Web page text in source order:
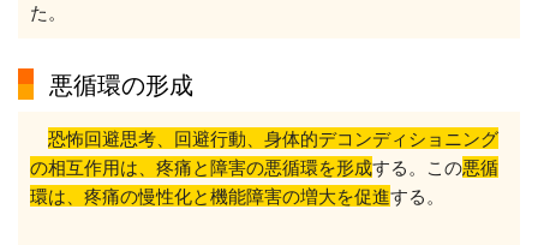
た。
悪循環の形成
恐怖回避思考、回避行動、身体的デコンディショニング
の相互作用は、疼痛と障害の悪循環を形成する。この悪循
環は、疼痛の慢性化と機能障害の増大を促進する。